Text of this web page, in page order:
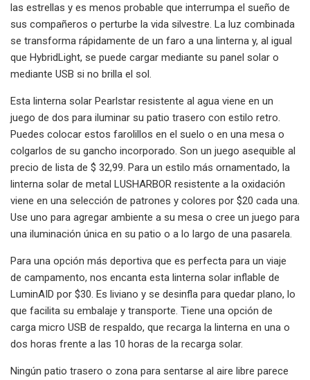
las estrellas y es menos probable que interrumpa el sueño de
sus compañeros o perturbe la vida silvestre. La luz combinada
se transforma rápidamente de un faro a una linterna y, al igual
que HybridLight, se puede cargar mediante su panel solar o
mediante USB si no brilla el sol.
Esta linterna solar Pearlstar resistente al agua viene en un
juego de dos para iluminar su patio trasero con estilo retro.
Puedes colocar estos farolillos en el suelo o en una mesa o
colgarlos de su gancho incorporado. Son un juego asequible al
precio de lista de $ 32,99. Para un estilo más ornamentado, la
linterna solar de metal LUSHARBOR resistente a la oxidación
viene en una selección de patrones y colores por $20 cada una.
Use uno para agregar ambiente a su mesa o cree un juego para
una iluminación única en su patio o a lo largo de una pasarela.
Para una opción más deportiva que es perfecta para un viaje
de campamento, nos encanta esta linterna solar inflable de
LuminAID por $30. Es liviano y se desinfla para quedar plano, lo
que facilita su embalaje y transporte. Tiene una opción de
carga micro USB de respaldo, que recarga la linterna en una o
dos horas frente a las 10 horas de la recarga solar.
Ningún patio trasero o zona para sentarse al aire libre parece